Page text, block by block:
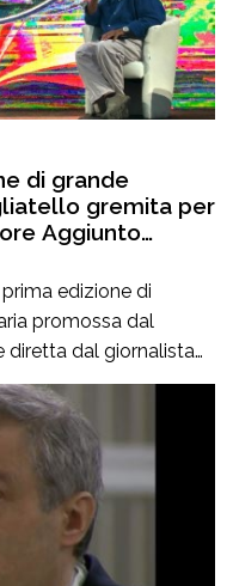
di grande
gremita per
Aggiunto
edizione di
promossa dal
diretta dal giornalista
porterà a
autorevoli
e istituzionale
Piazza […]